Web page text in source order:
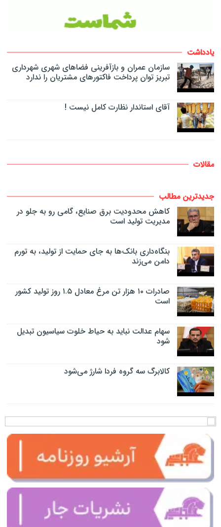
یادداشت
سازمان عمران و بازآفرینی فضاهای شهری شهرداری
تبریز توان پرداخت فاکتورهای مشتریان را ندارد
آقای استاندار نظارت کامل نیست !
مقالات
جدیدترین مطالب
کاهش محدودیت برق صنایع، گامی رو به جلو در
مدیریت تولید است
بنگاه‌داری بانک‌ها به جای حمایت از تولید، به تورم
دامن می‌زند
صادرات ۱۰ هزار تن مرغ معادل ۱.۵ روز تولید کشور
است
سهام عدالت نباید به حیاط خلوت سیاسیون تبدیل
شود
کالابرگ سه گروه فردا شارژ می‌شود